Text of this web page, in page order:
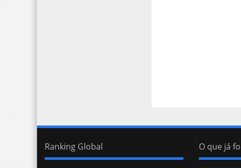
Ranking Global O que já